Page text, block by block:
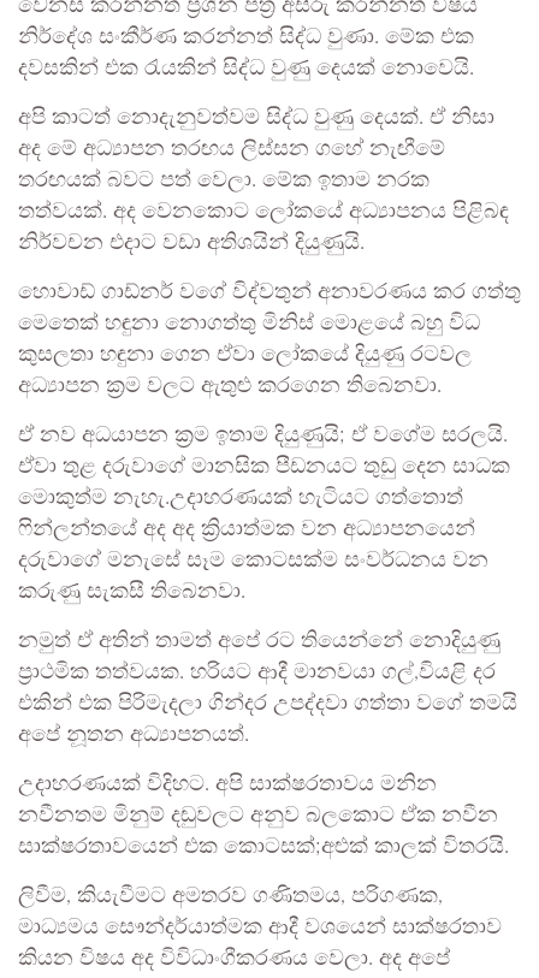
වෙනස් කරන්නත් ප්‍රශ්න පත්‍ර අසීරු කරන්නත් විෂය
නිර්දේශ සංකීර්ණ කරන්නත් සිද්ධ වුණා. මේක එක
දවසකින් එක රැයකින් සිද්ධ වුණු දෙයක් නොවෙයි.
අපි කාටත් නොදැනුවත්වම සිද්ධ වුණු දෙයක්. ඒ නිසා
අද මේ අධ්‍යාපන තරඟය ලිස්සන ගහේ නැඟීමේ
තරඟයක් බවට පත් වෙලා. මේක ඉතාම නරක
තත්වයක්. අද වෙනකොට ලෝකයේ අධ්‍යාපනය පිළිබඳ
නිර්වචන එදාට වඩා අතිශයින් දියුණුයි.
හොවාඩ් ගාඩ්නර් වගේ විද්වතුන් අනාවරණය කර ගත්තු
මෙතෙක් හඳුනා නොගත්තු මිනිස් මොළයේ බහු විධ
කුසලතා හඳුනා ගෙන ඒවා ලෝකයේ දියුණු රටවල
අධ්‍යාපන ක්‍රම වලට ඇතුළු කරගෙන තිබෙනවා.
ඒ නව අධ‍‍යාපන ක්‍රම ඉතාම දියුණුයි; ඒ වගේම සරලයි.
ඒවා තුළ දරුවාගේ මානසික පීඩනයට තුඩු දෙන සාධක
මොකුත්ම නැහැ.උදාහරණයක් හැටියට ගත්තොත්
ෆින්ලන්තයේ අද අද ක්‍රියාත්මක වන අධ්‍යාපනයෙන්
දරුවාගේ මනැසේ සෑම කොටසක්ම සංවර්ධනය වන
කරුණු සැකසී තිබෙනවා.
නමුත් ඒ අතින් තාමත් අපේ රට තියෙන්නේ නොදියුණු
ප්‍රාථමික තත්වයක. හරියට ආදී මානවයා ගල්,වියළි දර
එකින් එක පිරිමැදලා ගින්දර උපද්දවා ගත්තා වගේ තමයි
අපේ නූතන අධ්‍යාපනයත්.
උදාහරණයක් විදිහට. අපි සාක්ෂරතාවය මනින
නවීනතම මිනුම් දඬුවලට අනුව බලකොට ඒක නවීන
සාක්ෂරතාවයෙන් එක කොටසක්;අළුක් කාලක් විතරයි.
ලිවීම, කියැවීමට අමතරව ගණිතමය, පරිගණක,
මාධ්‍යමය සෞන්දර්යාත්මක ආදී වශයෙන් සාක්ෂරතාව
කියන විෂය අද විවිධාංගීකරණය වෙලා. අද අපේ